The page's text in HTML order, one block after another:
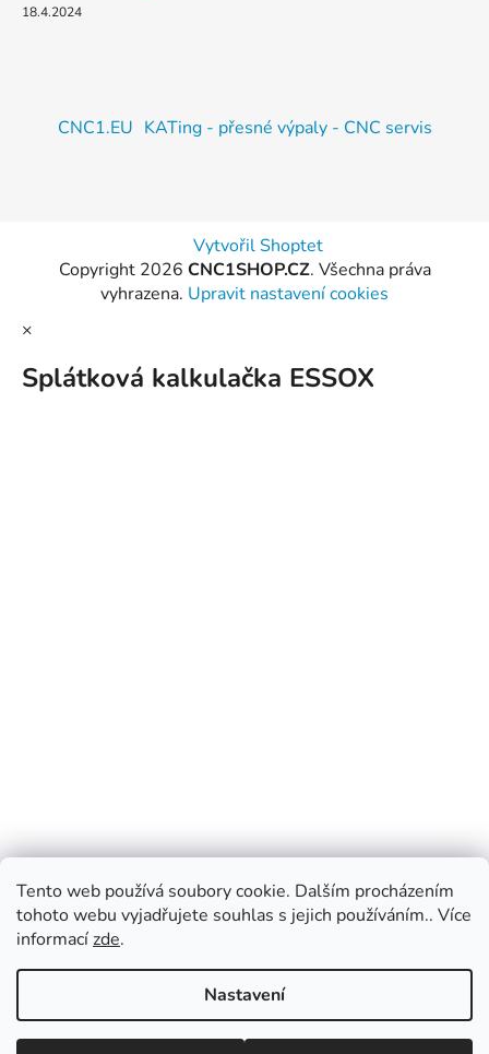
Tento web používá soubory cookie. Dalším procházením
tohoto webu vyjadřujete souhlas s jejich používáním.. Více
informacízde.
Nastavení
18.4.2024
CNC1.EU KATing - přesné výpaly - CNC servis
Vytvořil Shoptet
Copyright 2026 CNC1SHOP.CZ. Všechna práva
vyhrazena. Upravit nastavení cookies
×
Splátková kalkulačka ESSOX